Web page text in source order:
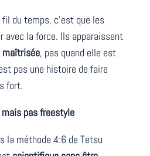
fil du temps, c’est que les
avec la force. Ils apparaissent
maîtrisée, pas quand elle est
pas une histoire de faire
fort.
pas freestyle
la méthode 4:6 de Tetsu